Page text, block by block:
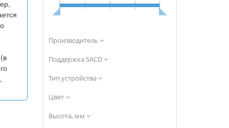
Производитель
Поддержка SACD
Тип устройства
Цвет
Высота, мм